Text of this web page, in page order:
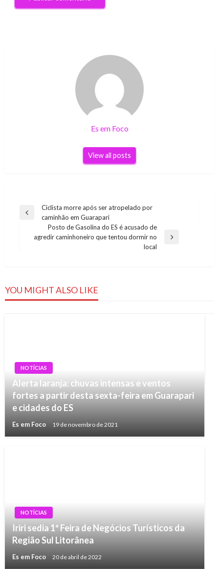
Es em Foco
View all posts
Navegação
Post
Previous
Ciclista morre após ser atropelado por
caminhão em Guarapari
Next
Posto de Gasolina do ES é acusado de
agredir caminhoneiro que tentou dormir no
local
YOU MIGHT ALSO LIKE
NOTÍCIAS
Alerta laranja: chuvas intensas e ventos
fortes a partir desta sexta-feira em Guarapari
e cidades do ES
Es em Foco 19 de novembro de 2021
NOTÍCIAS
Iriri sedia 1ª Feira de Negócios Turísticos da
Região Sul Litorânea
Es em Foco 20 de abril de 2022